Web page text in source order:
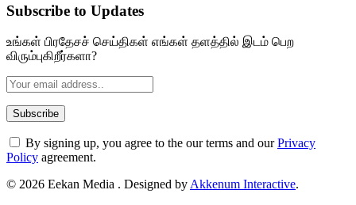
Subscribe to Updates
உங்கள் பிரதேசச் செய்திகள் எங்கள் தளத்தில் இடம் பெற
விரும்புகிறீர்களா?
By signing up, you agree to the our terms and ourPrivacy
Policy agreement.
© 2026 Eekan Media . Designed by Akkenum Interactive.